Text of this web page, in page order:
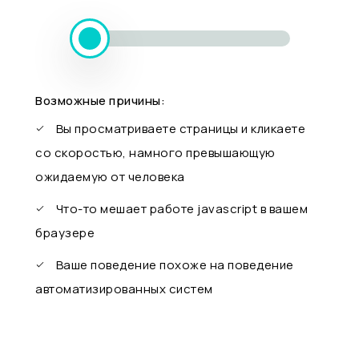
Возможные причины:
Вы просматриваете страницы и кликаете
со скоростью, намного превышающую
ожидаемую от человека
Что-то мешает работе javascript в вашем
браузере
Ваше поведение похоже на поведение
автоматизированных систем